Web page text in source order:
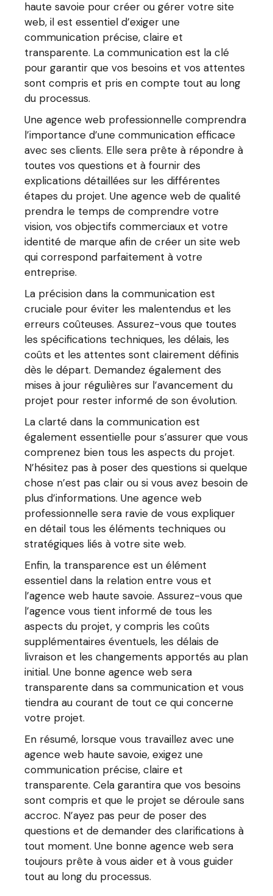
haute savoie pour créer ou gérer votre site
web, il est essentiel d’exiger une
communication précise, claire et
transparente. La communication est la clé
pour garantir que vos besoins et vos attentes
sont compris et pris en compte tout au long
du processus.
Une agence web professionnelle comprendra
l’importance d’une communication efficace
avec ses clients. Elle sera prête à répondre à
toutes vos questions et à fournir des
explications détaillées sur les différentes
étapes du projet. Une agence web de qualité
prendra le temps de comprendre votre
vision, vos objectifs commerciaux et votre
identité de marque afin de créer un site web
qui correspond parfaitement à votre
entreprise.
La précision dans la communication est
cruciale pour éviter les malentendus et les
erreurs coûteuses. Assurez-vous que toutes
les spécifications techniques, les délais, les
coûts et les attentes sont clairement définis
dès le départ. Demandez également des
mises à jour régulières sur l’avancement du
projet pour rester informé de son évolution.
La clarté dans la communication est
également essentielle pour s’assurer que vous
comprenez bien tous les aspects du projet.
N’hésitez pas à poser des questions si quelque
chose n’est pas clair ou si vous avez besoin de
plus d’informations. Une agence web
professionnelle sera ravie de vous expliquer
en détail tous les éléments techniques ou
stratégiques liés à votre site web.
Enfin, la transparence est un élément
essentiel dans la relation entre vous et
l’agence web haute savoie. Assurez-vous que
l’agence vous tient informé de tous les
aspects du projet, y compris les coûts
supplémentaires éventuels, les délais de
livraison et les changements apportés au plan
initial. Une bonne agence web sera
transparente dans sa communication et vous
tiendra au courant de tout ce qui concerne
votre projet.
En résumé, lorsque vous travaillez avec une
agence web haute savoie, exigez une
communication précise, claire et
transparente. Cela garantira que vos besoins
sont compris et que le projet se déroule sans
accroc. N’ayez pas peur de poser des
questions et de demander des clarifications à
tout moment. Une bonne agence web sera
toujours prête à vous aider et à vous guider
tout au long du processus.